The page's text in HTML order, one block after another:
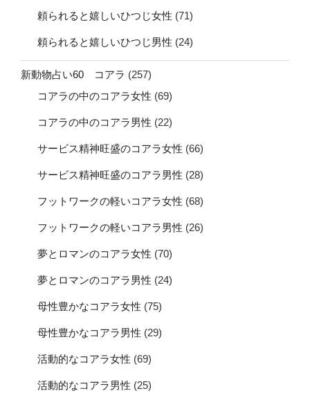
頼られると嬉しいひつじ女性 (71)
頼られると嬉しいひつじ男性 (24)
新動物占い60 コアラ (257)
コアラの中のコアラ女性 (69)
コアラの中のコアラ男性 (22)
サービス精神旺盛のコアラ女性 (66)
サービス精神旺盛のコアラ男性 (28)
フットワークの軽いコアラ女性 (68)
フットワークの軽いコアラ男性 (26)
夢とロマンのコアラ女性 (70)
夢とロマンのコアラ男性 (24)
母性豊かなコアラ女性 (75)
母性豊かなコアラ男性 (29)
活動的なコアラ女性 (69)
活動的なコアラ男性 (25)